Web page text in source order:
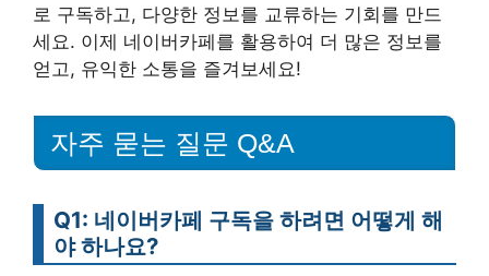
로 구독하고, 다양한 정보를 교류하는 기회를 만드
세요. 이제 네이버카페를 활용하여 더 많은 정보를
얻고, 유익한 소통을 즐겨보세요!
자주 묻는 질문 Q&A
Q1: 네이버카페 구독을 하려면 어떻게 해
야 하나요?